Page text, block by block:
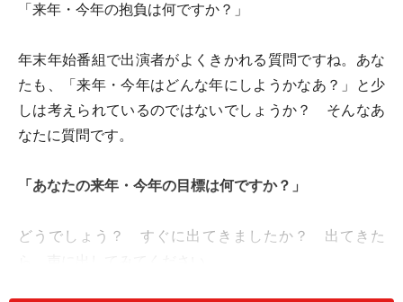
「来年・今年の抱負は何ですか？」
年末年始番組で出演者がよくきかれる質問ですね。あな
たも、「来年・今年はどんな年にしようかなあ？」と少
しは考えられているのではないでしょうか？ そんなあ
なたに質問です。
「あなたの来年・今年の目標は何ですか？」
どうでしょう？ すぐに出てきましたか？ 出てきた